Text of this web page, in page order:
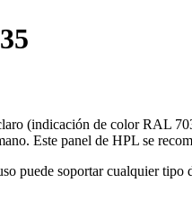
(indicación de color RAL
Este panel de HPL se
puede soportar cualquier